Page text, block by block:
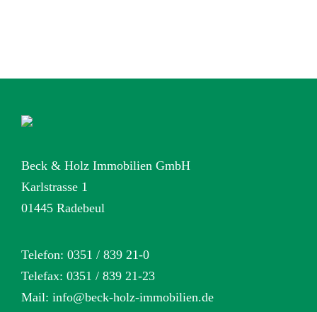
Beck & Holz Immobilien GmbH
Karlstrasse 1
01445 Radebeul
Telefon: 0351 / 839 21-0
Telefax: 0351 / 839 21-23
Mail: info@beck-holz-immobilien.de